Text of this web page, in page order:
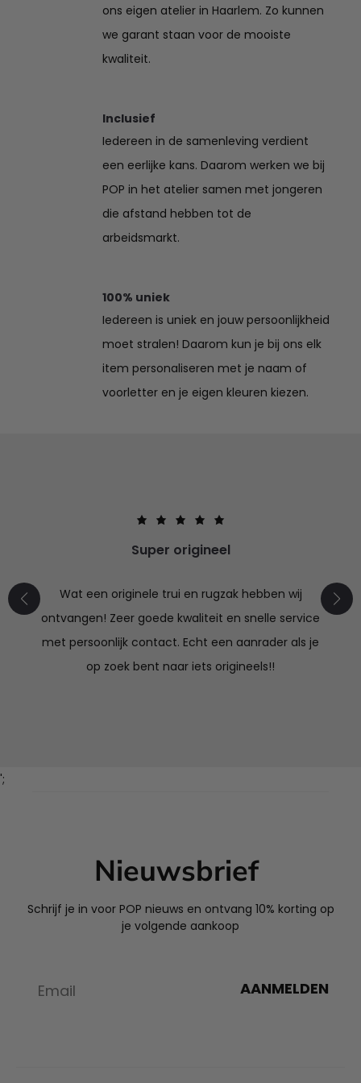
ons eigen atelier in Haarlem. Zo kunnen
we garant staan voor de mooiste
kwaliteit.
Inclusief
Iedereen in de samenleving verdient
een eerlijke kans. Daarom werken we bij
POP in het atelier samen met jongeren
die afstand hebben tot de
arbeidsmarkt.
100% uniek
Iedereen is uniek en jouw persoonlijkheid
moet stralen! Daarom kun je bij ons elk
item personaliseren met je naam of
voorletter en je eigen kleuren kiezen.
Super origineel
Wat een originele trui en rugzak hebben wij
ontvangen! Zeer goede kwaliteit en snelle service
met persoonlijk contact. Echt een aanrader als je
op zoek bent naar iets origineels!!
';
Nieuwsbrief
Schrijf je in voor POP nieuws en ontvang 10% korting op
je volgende aankoop
AANMELDEN